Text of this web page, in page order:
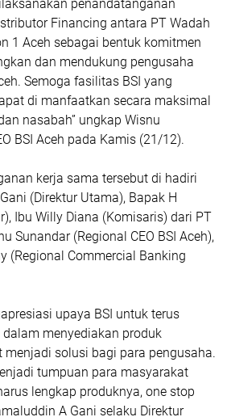
penandatanganan
Financing antara PT Wadah
1 Aceh sebagai bentuk komitmen
dan mendukung pengusaha
Semoga fasilitas BSI yang
di manfaatkan secara maksimal
nasabah” ungkap Wisnu
BSI Aceh pada Kamis (21/12).
kerja sama tersebut di hadiri
(Direktur Utama), Bapak H
Ibu Willy Diana (Komisaris) dari PT
Sunandar (Regional CEO BSI Aceh),
(Regional Commercial Banking
upaya BSI untuk terus
menyediakan produk
menjadi solusi bagi para pengusaha.
tumpuan para masyarakat
lengkap produknya, one stop
A Gani selaku Direktur